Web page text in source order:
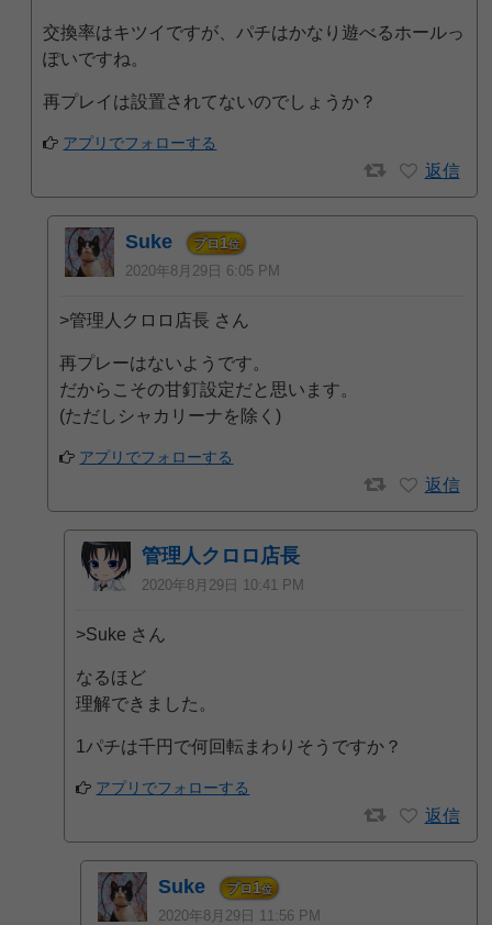
交換率はキツイですが、パチはかなり遊べるホールっ
ぽいですね。
再プレイは設置されてないのでしょうか？
アプリでフォローする
返信
Suke プロ1位
2020年8月29日 6:05 PM
>管理人クロロ店長 さん
再プレーはないようです。
だからこその甘釘設定だと思います。
(ただしシャカリーナを除く)
アプリでフォローする
返信
管理人クロロ店長
2020年8月29日 10:41 PM
>Suke さん
なるほど
理解できました。
1パチは千円で何回転まわりそうですか？
アプリでフォローする
返信
Suke プロ1位
2020年8月29日 11:56 PM